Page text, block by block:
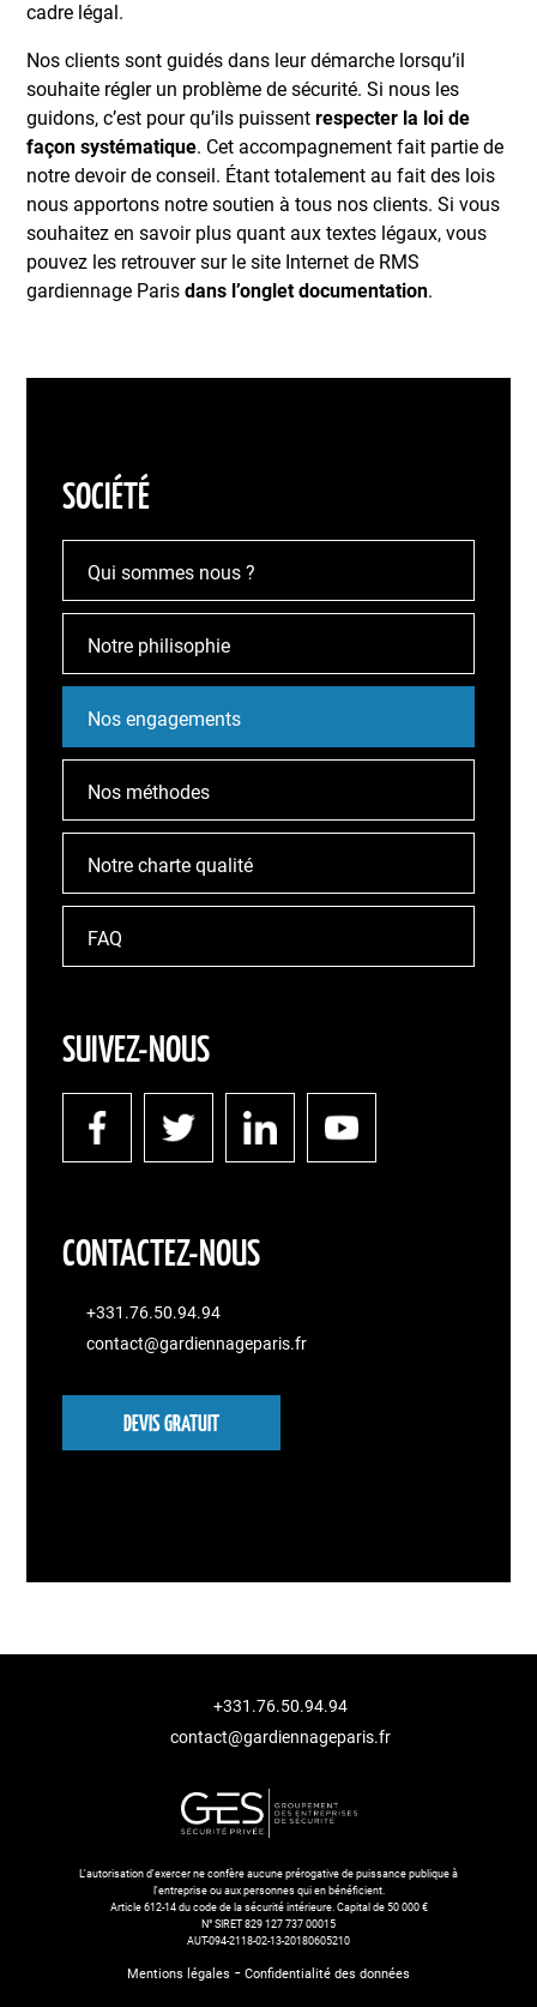
cadre légal.
Nos clients sont guidés dans leur démarche lorsqu’il
souhaite régler un problème de sécurité. Si nous les
guidons, c’est pour qu’ils puissentrespecter la loi de
façon systématique. Cet accompagnement fait partie de
notre devoir de conseil. Étant totalement au fait des lois
nous apportons notre soutien à tous nos clients. Si vous
souhaitez en savoir plus quant aux textes légaux, vous
pouvez les retrouver sur le site Internet de RMS
gardiennage Parisdans l’onglet documentation.
SOCIÉTÉ
Qui sommes nous ?
Notre philisophie
Nos engagements
Nos méthodes
Notre charte qualité
FAQ
SUIVEZ-NOUS
CONTACTEZ-NOUS
+331.76.50.94.94
contact@gardiennageparis.fr
DEVIS GRATUIT
+331.76.50.94.94
contact@gardiennageparis.fr
L'autorisation d'exercer ne confère aucune prérogative de puissance publique à
l'entreprise ou aux personnes qui en bénéficient.
Article 612-14 du code de la sécurité intérieure. Capital de 50 000 €
N° SIRET 829 127 737 00015
AUT-094-2118-02-13-20180605210
Mentions légales - Confidentialité des données